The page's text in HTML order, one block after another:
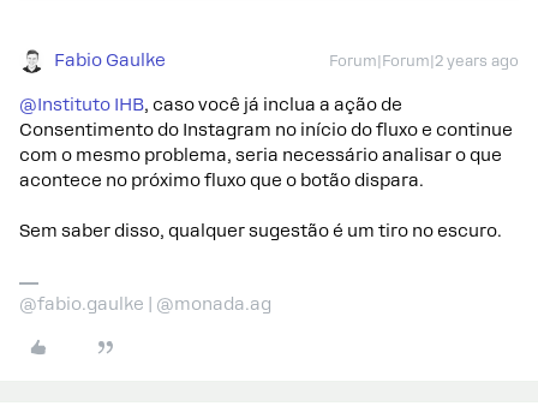
Fabio Gaulke Forum|Forum|2 years ago
@Instituto IHB, caso você já inclua a ação de
Consentimento do Instagram no início do fluxo e continue
com o mesmo problema, seria necessário analisar o que
acontece no próximo fluxo que o botão dispara.
Sem saber disso, qualquer sugestão é um tiro no escuro.
@fabio.gaulke | @monada.ag